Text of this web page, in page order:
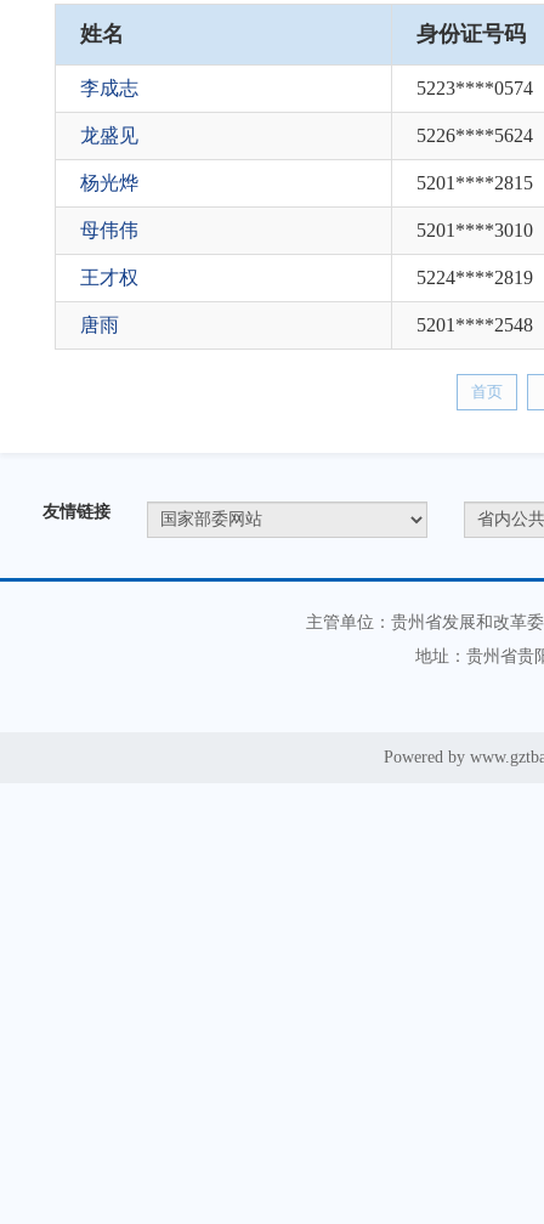
姓名 身份证号码
李成志 5223****0574
龙盛见 5226****5624
杨光烨 5201****2815
母伟伟 5201****3010
王才权 5224****2819
唐雨 5201****2548
首页
友情链接
主管单位：贵州省发展和改革
地址：贵州省贵
Powered by